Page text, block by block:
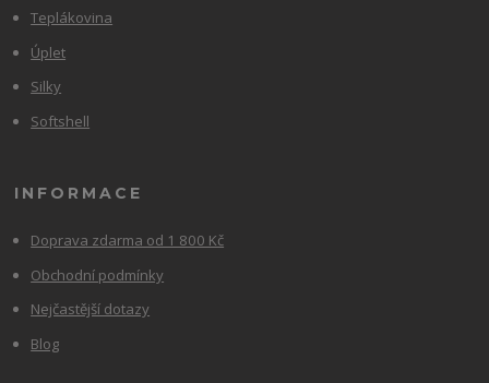
Teplákovina
Úplet
Silky
Softshell
INFORMACE
Doprava zdarma od 1 800 Kč
Obchodní podmínky
Nejčastější dotazy
Blog